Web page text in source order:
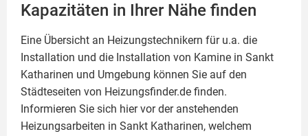
Kapazitäten in Ihrer Nähe finden
Eine Übersicht an Heizungstechnikern für u.a. die
Installation und die Installation von Kamine in Sankt
Katharinen und Umgebung können Sie auf den
Städteseiten von Heizungsfinder.de finden.
Informieren Sie sich hier vor der anstehenden
Heizungsarbeiten in Sankt Katharinen, welchem